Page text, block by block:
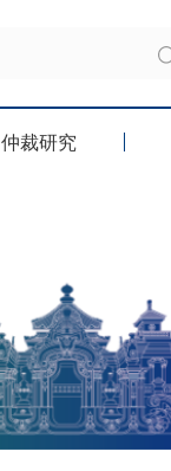
仲裁研究